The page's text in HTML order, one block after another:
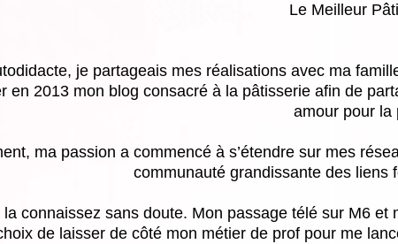
Le Meilleur
je partageais mes réalisations avec ma
en 2013 mon blog consacré à la pâtisserie afin de
amour pour la
ma passion a commencé à s’étendre sur mes
communauté grandissante des liens
connaissez sans doute. Mon passage télé sur M6
de laisser de côté mon métier de prof pour me